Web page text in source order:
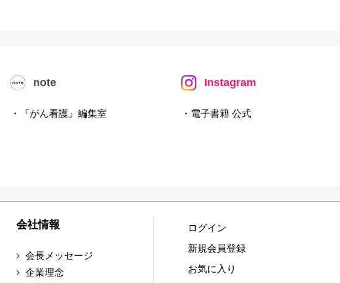
note
・『がん看護』編集室
Instagram
・電子書籍 公式
会社情報
会長メッセージ
企業理念
ログイン
新規会員登録
お気に入り